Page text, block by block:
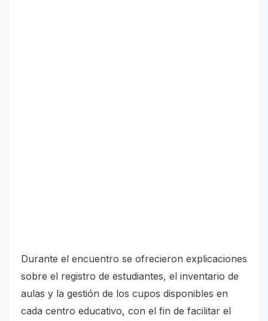
Durante el encuentro se ofrecieron explicaciones
sobre el registro de estudiantes, el inventario de
aulas y la gestión de los cupos disponibles en
cada centro educativo, con el fin de facilitar el